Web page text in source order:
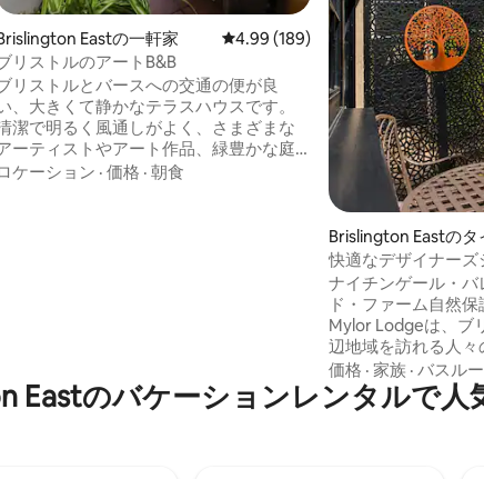
5つ星中4.86つ星の平均評価
Eastの一軒家 レビュー189件、5つ星中4.99つ星
4.99 (189)
リストルのアートB&B
リストルとバースへの交通の便が良
、大きくて静かなテラスハウスです。
潔で明るく風通しがよく、さまざまな
ーティストやアート作品、緑豊かな庭
園、私道が特徴です。すべて最近装飾さ
ロケーション · 価格 · 朝食
Brislington Eastのタ
ウス
快適なデザイナーズ
中庭、駐車場
ナイチンゲール・
ド・ファーム自然
Mylor Lodgeは、ブ
辺地域を訪れる人
型ロッジです。 かつては、当時のブリス
トル市長A.J.スミス
られたエドワード
価格 · 家族 · バスル
Eastのバケーションレンタルで人